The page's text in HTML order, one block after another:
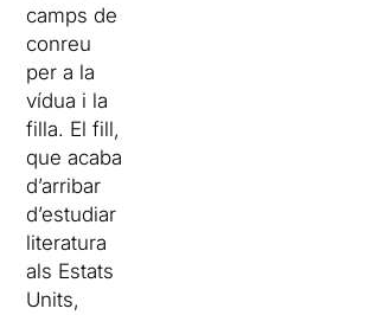
camps de
conreu
per a la
vídua i la
filla. El fill,
que acaba
d’arribar
d’estudiar
literatura
als Estats
Units,